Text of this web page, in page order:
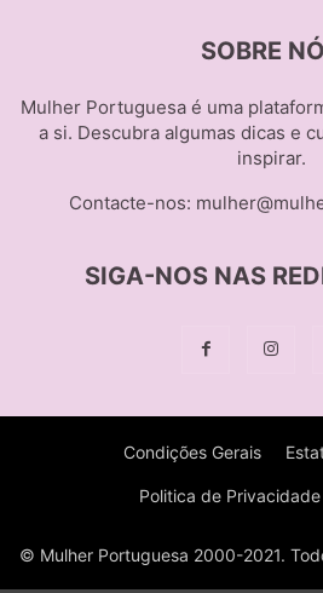
SOBRE
Mulher Portuguesa é uma
a si. Descubra algumas dicas e
inspirar.
Contacte-nos:
SIGA-NOS NAS
Condições Gerais
Politica de
© Mulher Portuguesa 2000-2021.